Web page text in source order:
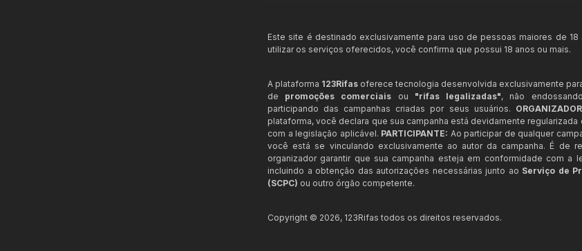
Este site é destinado exclusivamente para uso de pessoas maiores de 18
utilizar os serviços oferecidos, você confirma que possui 18 anos ou mais.
A plataforma 123Rifas oferece tecnologia desenvolvida exclusivamente
de promoções comerciais ou "rifas legalizadas", não
participando das campanhas criadas por seus usuários.
plataforma, você declara que sua campanha está devidamente
com a legislação aplicável. PARTICIPANTE: Ao participar de qualquer
você está se vinculando exclusivamente ao autor da campanha. É de
organizador garantir que sua campanha esteja em conformidade com a
incluindo a obtenção das autorizações necessárias junto ao Serviço de
(SCPC) ou outro órgão competente.
Copyright © 2026, 123Rifas todos os direitos reservados.